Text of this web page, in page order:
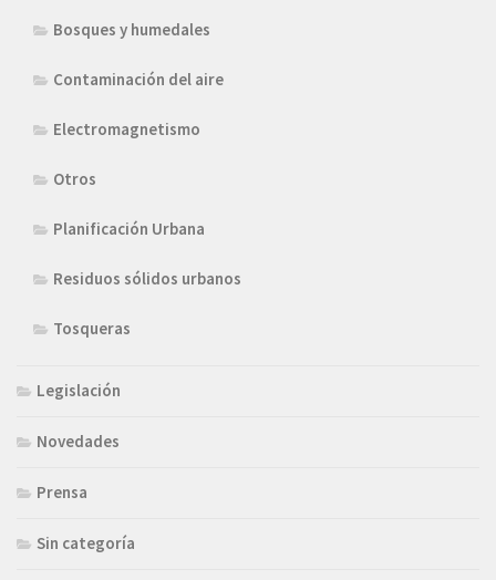
Bosques y humedales
Contaminación del aire
Electromagnetismo
Otros
Planificación Urbana
Residuos sólidos urbanos
Tosqueras
Legislación
Novedades
Prensa
Sin categoría